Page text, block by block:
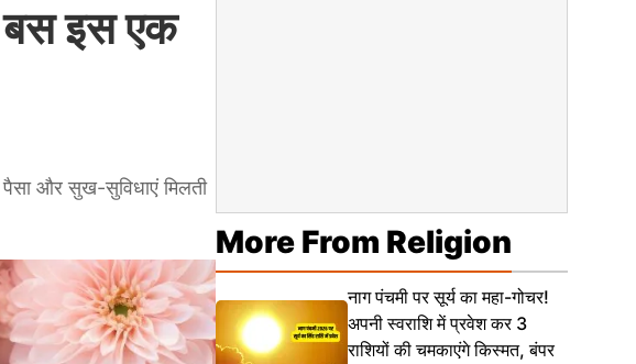
बस इस एक
और सुख-सुविधाएं मिलती
More From Religion
नाग पंचमी पर सूर्य का महा-गोचर!
अपनी स्वराशि में प्रवेश कर 3
राशियों की चमकाएंगे किस्मत, बंपर